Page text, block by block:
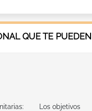
QUE TE
Los objetivos